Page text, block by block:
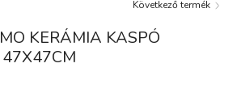
Következő termék
KERÁMIA KASPÓ